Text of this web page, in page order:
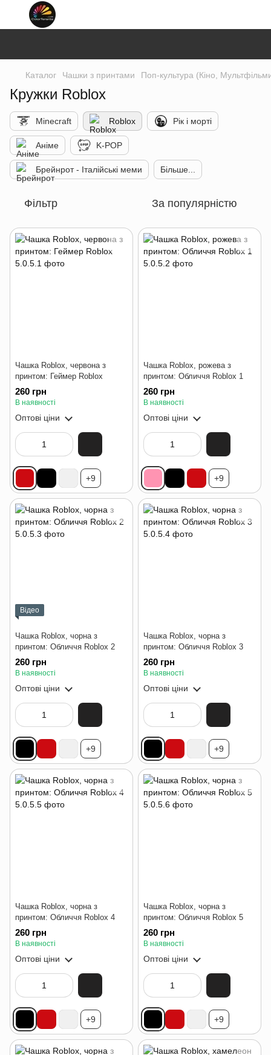
Каталог Чашки з принтами Поп-культура (Кіно,
Кружки Roblox
Minecraft Roblox Рік і морті
Аніме K-POP
Брейнрот - Італійські меми Більше...
Фільтр За популярністю
Чашка Roblox, червона з
принтом: Геймер Roblox
260 грн
В наявності
Оптові ціни
+9
Чашка Roblox, рожева з
принтом: Обличчя Roblox 1
260 грн
В наявності
Оптові ціни
+9
Відео
Чашка Roblox, чорна з
принтом: Обличчя Roblox 2
260 грн
В наявності
Оптові ціни
+9
Чашка Roblox, чорна з
принтом: Обличчя Roblox 3
260 грн
В наявності
Оптові ціни
+9
Чашка Roblox, чорна з
принтом: Обличчя Roblox 4
260 грн
В наявності
Оптові ціни
+9
Чашка Roblox, чорна з
принтом: Обличчя Roblox 5
260 грн
В наявності
Оптові ціни
+9